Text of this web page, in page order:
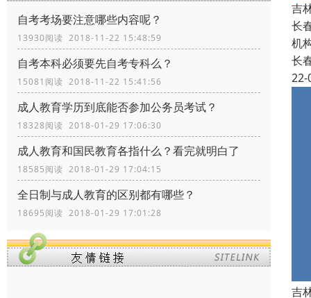
自考考场要注意哪些内容呢？
13930阅读 2018-11-22 15:48:59
自考本科必须要先自考专科么？
15081阅读 2018-11-22 15:41:56
成人教育学历到底能否参加公务员考试？
18328阅读 2018-01-29 17:06:30
成人教育和国民教育各指什么？看完就明白了
18585阅读 2018-01-29 17:04:15
全日制与成人教育的区别都有哪些？
18695阅读 2018-01-29 17:01:28
吉
长
机
长
22-
吉